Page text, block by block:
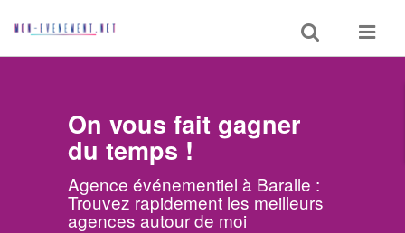
Toggle
search
Toggle
On vous fait gagner
du temps !
Agence événementiel à Baralle :
Trouvez rapidement les meilleurs
agences autour de moi